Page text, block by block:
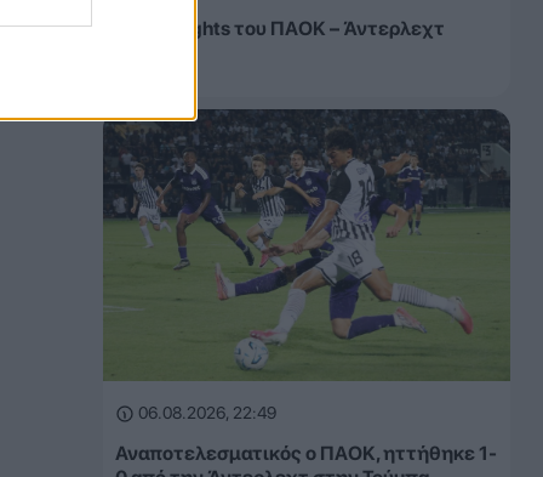
Τα highlights του ΠΑΟΚ – Άντερλεχτ
06.08.2026, 22:49
Αναποτελεσματικός ο ΠΑΟΚ, ηττήθηκε 1-